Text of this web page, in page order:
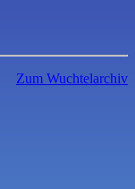
Zum Wuchtelarchiv